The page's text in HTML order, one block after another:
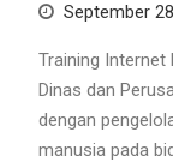
September
Training Internet
Dinas dan
dengan
manusia pada